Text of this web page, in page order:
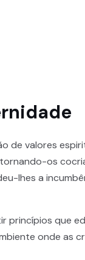
de valores
tornando-os
lhes a
princípios que
onde as